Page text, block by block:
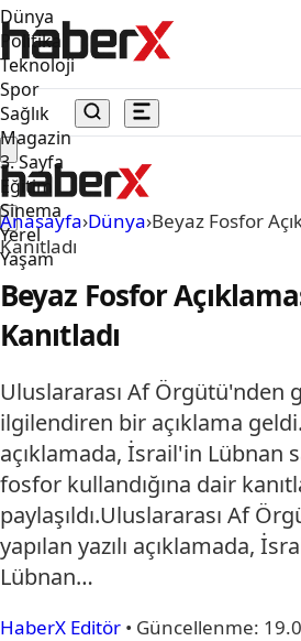
Dünya
Politika
Teknoloji
Spor
Sağlık
Magazin
3. Sayfa
Eğitim
Sinema
Yerel
Yaşam
Anasayfa›Dünya›Beyaz Fosfor
Kanıtladı
Beyaz Fosfor
Kanıtladı
Uluslararası Af Örgütü'nden
ilgilendiren bir açıklama geldi.
açıklamada, İsrail'in Lübnan
fosfor kullandığına dair
paylaşıldı.Uluslararası Af
yapılan yazılı açıklamada,
Lübnan…
HaberX Editör • Güncellenme: